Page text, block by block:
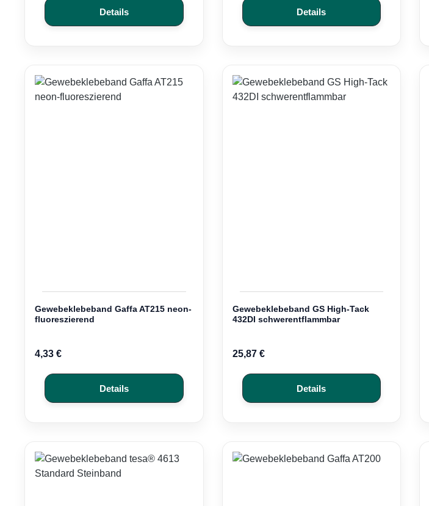
Details Details
Gewebeklebeband Gaffa AT215 neon-
fluoreszierend
4,33 €
Details
Gewebeklebeband GS High-Tack
432DI schwerentflammbar
25,87 €
Details